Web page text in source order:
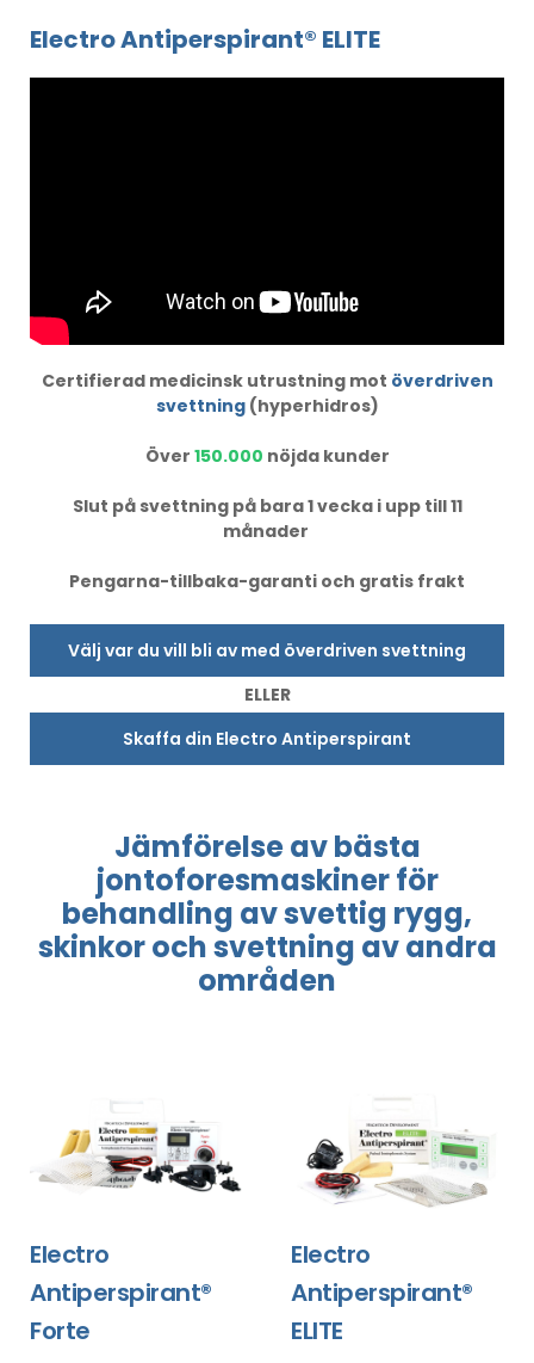
Electro Antiperspirant® ELITE
Certifierad medicinsk utrustning mot överdriven
svettning(hyperhidros)
Över 150.000 nöjda kunder
Slut på svettning på bara 1 vecka i upp till 11
månader
Pengarna-tillbaka-garanti och gratis frakt
Välj var du vill bli av med överdriven svettning
ELLER
Skaffa din Electro Antiperspirant
Jämförelseav bästa
jontoforesmaskinerför
behandling av svettig rygg,
skinkoroch svettning av andra
områden
Electro
Antiperspirant®
Forte
Electro
Antiperspirant®
ELITE